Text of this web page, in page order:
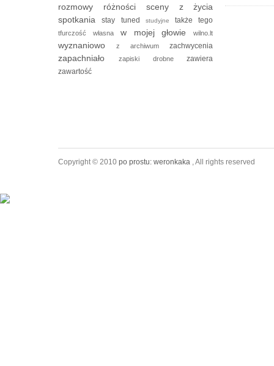
rozmowy różności sceny z życia
spotkaniastay tuned studyjnetakże tego
tfurczość własna w mojej głowiewilno.lt
wyznaniowoz archiwumzachwycenia
zapachniało zapiski drobnezawiera
zawartość
Copyright © 2010 po prostu: weronkaka , All rights reserved